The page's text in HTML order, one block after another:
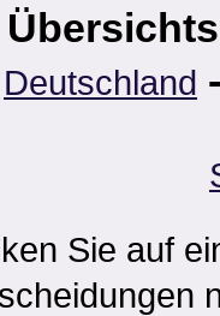
Deutschland
Sie auf